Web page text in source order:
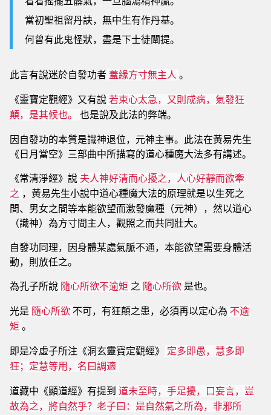
當初聖祖留丹訣，無中生有作丹基。
何曾有此鬼怪狀，盡是下士徒闡提。
此言有說迷於自發功者 蓋緣方寸無主人 。
《靈寶定觀經》又有說 若束心太急，又則成病，氣發狂
顛，是其候也。
也是說及此法的弊端。
因自發功的本質是識神退位，元神主事。此法在黃易先生
《日月當空》三部曲中所描寫的道心種魔大法多有講述。
《常清淨經》說 夫人神好清而心擾之，人心好靜而欲牽
之 ，黃易先生小說中道心種魔大法的原理就是以生死之
間、男女之間等本能欲望而激發魔種（元神），然以道心
（識神）為方寸間主人，觀照之而共同壯大。
自發功同理，因身體某處氣脈不通，本能欲望需要身體活
動，則放任之。
為孔子所說 隨心所欲不逾矩 之 隨心所欲 是也。
光是 隨心所欲 不可，有狂顛之患，必須再以定心為 不逾
矩 。
即是冷虛子所注《洞玄靈寶定觀經》
定多即愚，慧多即
狂；定慧等用，名曰調適
道藏中《顯道經》有提到 道未至時，手足擾，口妄言，豈
故為之，將自然乎？老子曰：是自然氣之所為，非邪所